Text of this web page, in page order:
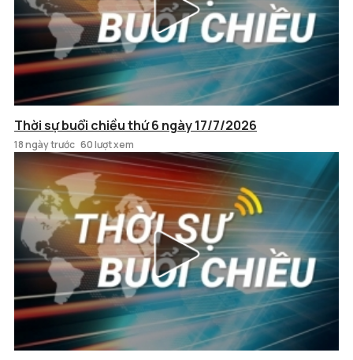
Thời sự buổi chiều thứ 6 ngày 17/7/2026
18 ngày trước 60 lượt xem